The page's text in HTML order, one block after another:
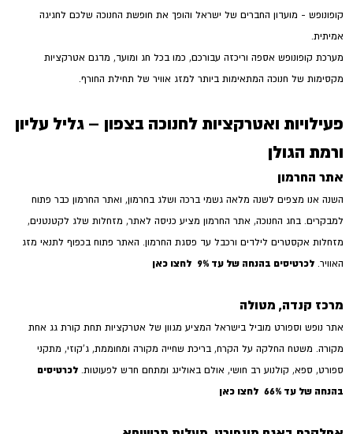
קופונופש - מועדון החברים של ישראל והופך את חופשת החנוכה שלכם לחגיגה
אמיתית.
מערכת קופונופש אספה וריכזה עבורכם, כמו בכל חג ומועד, מדגם אטרקציות
מקסימות של חנוכה המתאימות ביותר למזג אוויר של תחילת החורף.
פעילויות ואטרקציות לחנוכה בצפון – גליל עליון
ורמת הגולן
אתר החרמון
השנה אנו מצפים לשנה מלאה גשמי ברכה ושלג בחרמון, ואתר החרמון כבר פתוח
למבקרים. בחג החנוכה, אתר החרמון מציע כניסה לאתר, מזחלות שלג לקטנטנים,
מזחלות אקסטרים לילדים ורכבל עד פסגת החרמון. האתר פתוח בכפוף לתנאי מזג
האוויר. לכרטיסים בהנחה של עד 9% לחצו כאן
מרכז קנדה, מטולה
אתר נופש וספורט מוביל בישראל המציע מגוון של אטרקציות תחת קורת גג אחת
מקורה. משטח החלקה על הקרח, בריכת שחייה מקורה ומחוממת, ג'קוזי, מתקני
ספורט, ספא, קולנוע רב חושי, אולם באולינג ומתחם חדש לפעוטות. לכרטיסים
בהנחה של עד 66%
לחצו כאן